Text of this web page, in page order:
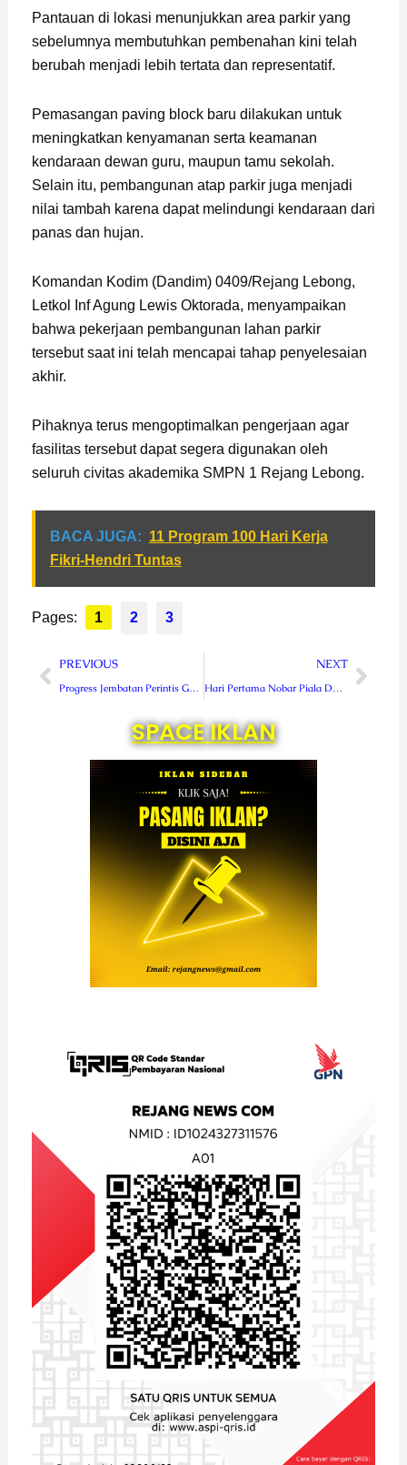
Pantauan di lokasi menunjukkan area parkir yang
sebelumnya membutuhkan pembenahan kini telah
berubah menjadi lebih tertata dan representatif.
Pemasangan paving block baru dilakukan untuk
meningkatkan kenyamanan serta keamanan
kendaraan dewan guru, maupun tamu sekolah.
Selain itu, pembangunan atap parkir juga menjadi
nilai tambah karena dapat melindungi kendaraan dari
panas dan hujan.
Komandan Kodim (Dandim) 0409/Rejang Lebong,
Letkol Inf Agung Lewis Oktorada, menyampaikan
bahwa pekerjaan pembangunan lahan parkir
tersebut saat ini telah mencapai tahap penyelesaian
akhir.
Pihaknya terus mengoptimalkan pengerjaan agar
fasilitas tersebut dapat segera digunakan oleh
seluruh civitas akademika SMPN 1 Rejang Lebong.
BACA JUGA: 11 Program 100 Hari Kerja
Fikri-Hendri Tuntas
Pages: 1 2 3
Prev
PREVIOUS
Progress Jembatan Perintis Garuda di Desa Lubuk Bingin Baru Capai 76 Persen
NEXTNext
SPACE IKLAN